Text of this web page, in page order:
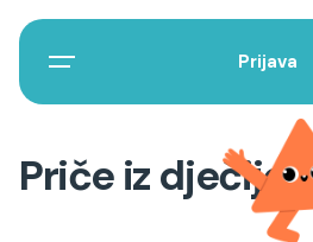
Prijava
Priče iz